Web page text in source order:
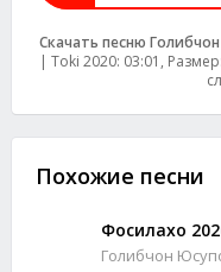
Скачать песню
| Toki 2020: 03:01,
Похожие песни
Фосилахо
Голибчон